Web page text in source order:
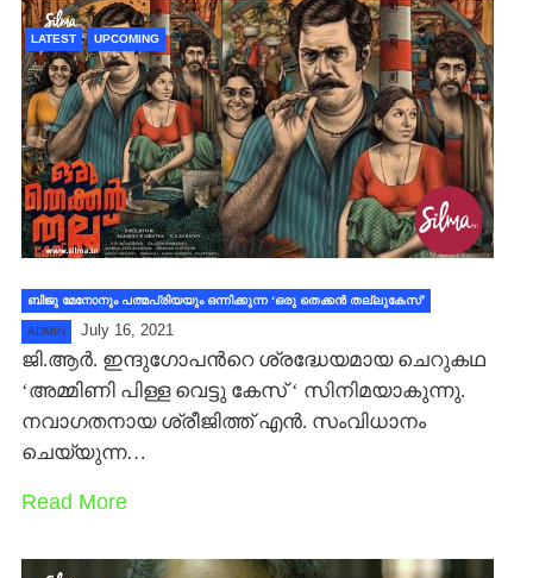
LATEST UPCOMING
ബിജു മേനോനും പത്മപ്രിയയും ഒന്നിക്കുന്ന ‘ഒരു തെക്കന്‍ തല്ലുകേസ്’
ADMIN July 16, 2021
ജി.ആര്‍. ഇന്ദുഗോപന്‍റെ ശ്രദ്ധേയമായ ചെറുകഥ
‘അമ്മിണി പിള്ള വെട്ടു കേസ് ‘ സിനിമയാകുന്നു.
നവാഗതനായ ശ്രീജിത്ത് എന്‍. സംവിധാനം
ചെയ്യുന്ന…
Read More